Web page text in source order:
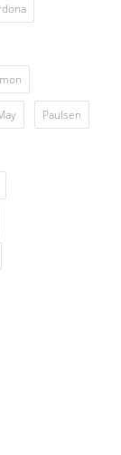
Paulsen